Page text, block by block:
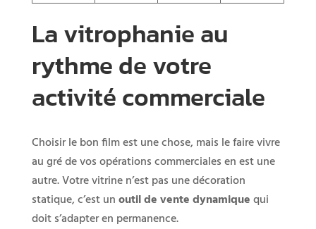
La vitrophanie au
rythme de votre
activité commerciale
Choisir le bon film est une chose, mais le faire vivre
au gré de vos opérations commerciales en est une
autre. Votre vitrine n’est pas une décoration
statique, c’est unoutil de vente dynamiquequi
doit s’adapter en permanence.